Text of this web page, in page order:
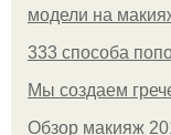
модели на
333 способа
Мы создаем
Обзор макияж